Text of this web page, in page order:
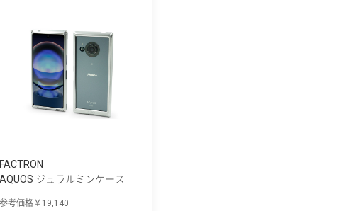
FACTRON
AQUOS ジュラルミンケース
参考価格￥19,140